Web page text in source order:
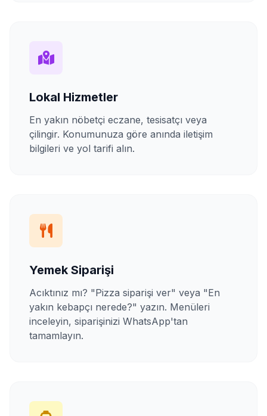
Lokal Hizmetler
En yakın nöbetçi eczane, tesisatçı veya
çilingir. Konumunuza göre anında iletişim
bilgileri ve yol tarifi alın.
Yemek Siparişi
Acıktınız mı? "Pizza siparişi ver" veya "En
yakın kebapçı nerede?" yazın. Menüleri
inceleyin, siparişinizi WhatsApp'tan
tamamlayın.